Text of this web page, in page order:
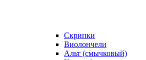
Скрипки
Виолончели
Альт (смычковый)